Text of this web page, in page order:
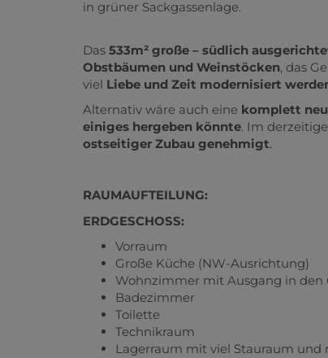
in grüner Sackgassenlage.
Das 533m² große – südlich
Obstbäumen und Weinstöcken, das
viel Liebe und Zeit modernisiert
Alternativ wäre auch eine komplett
einiges hergeben könnte. Im
ostseitiger Zubau genehmigt.
RAUMAUFTEILUNG:
ERDGESCHOSS:
Vorraum
Große Küche (NW-Ausrichtung)
Wohnzimmer mit Ausgang in den
Badezimmer
Toilette
Technikraum
Lagerraum mit viel Stauraum und